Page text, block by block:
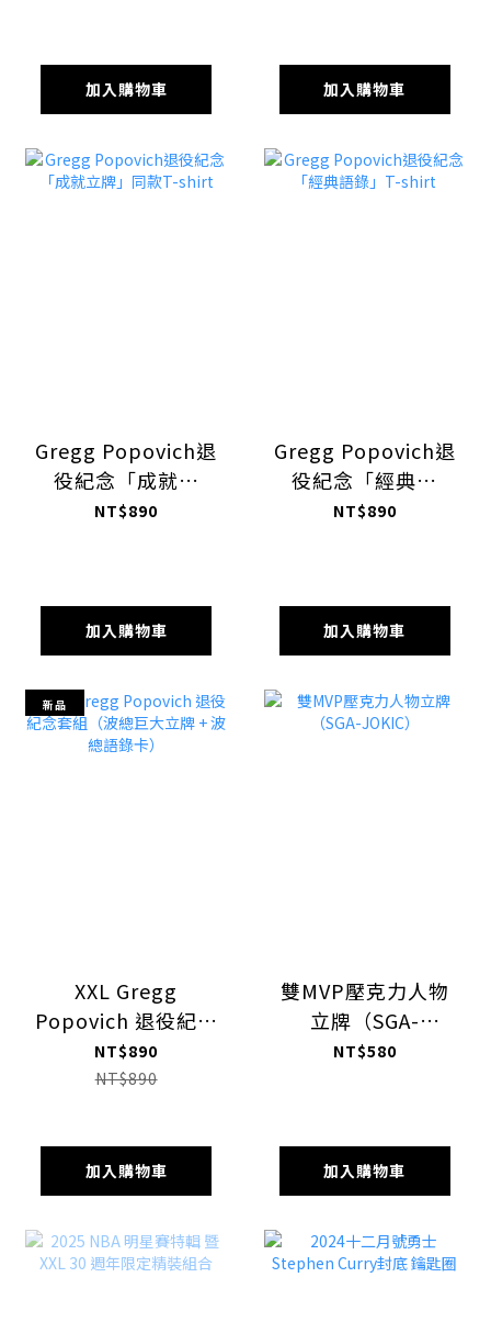
加入購物車 加入購物車
Gregg Popovich退
役紀念「成就立
牌」同款T-shirt
NT$890
加入購物車
Gregg Popovich退
役紀念「經典語
錄」T-shirt
NT$890
加入購物車
新品
XXL Gregg
Popovich 退役紀念
套組（波總巨大立
牌 + 波總語錄卡）
NT$890
NT$890
加入購物車
雙MVP壓克力人物
立牌（SGA-
JOKIC）
NT$580
加入購物車